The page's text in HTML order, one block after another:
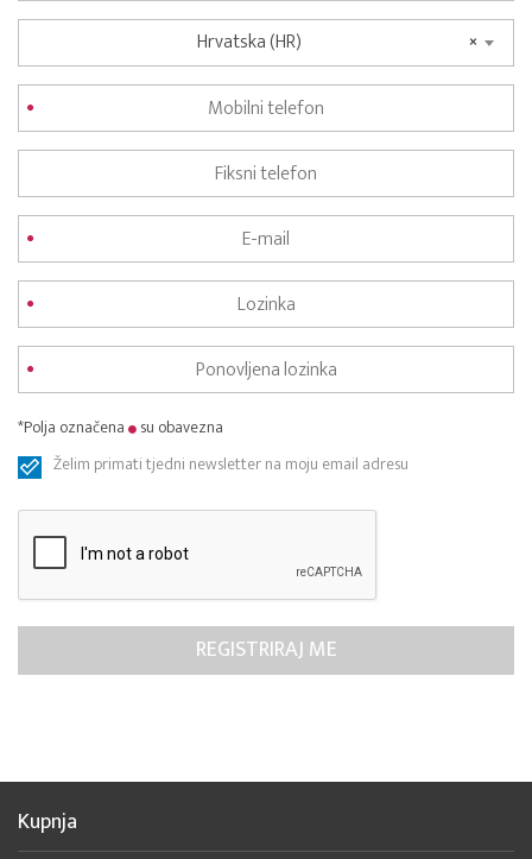
×
Hrvatska (HR)
*Polja označena
su obavezna
Želim primati tjedni newsletter na moju email adresu
Kupnja